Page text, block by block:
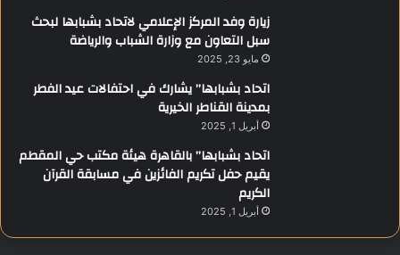
زيارة وفد المركز الإعلامي لاتحاد بشبابها لبحث
سبل التعاون مع وزارة الشباب والرياضة
مايو 23, 2025
اتحاد بشبابها” يشارك في احتفالات عيد الفطر
بمدينة القناطر الخيرية
أبريل 1, 2025
اتحاد بشبابها” بالقاهرة هيئة مكتب حي المقطم
يقيم حفل تكريم الفائزين في مسابقة القرآن
الكريم
أبريل 1, 2025